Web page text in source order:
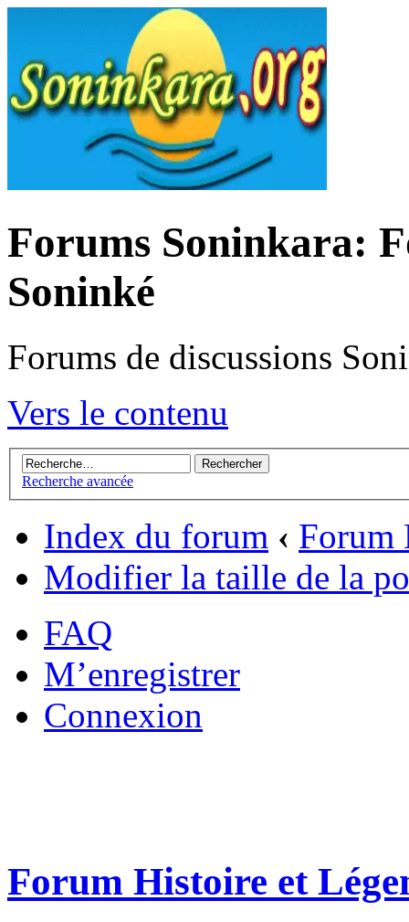
Forums Soninkara:
Soninké
Forums de discussions
Vers le contenu
Recherche avancée
Index du forum ‹ Forum
Modifier la taille de la
FAQ
M’enregistrer
Connexion
Forum Histoire et